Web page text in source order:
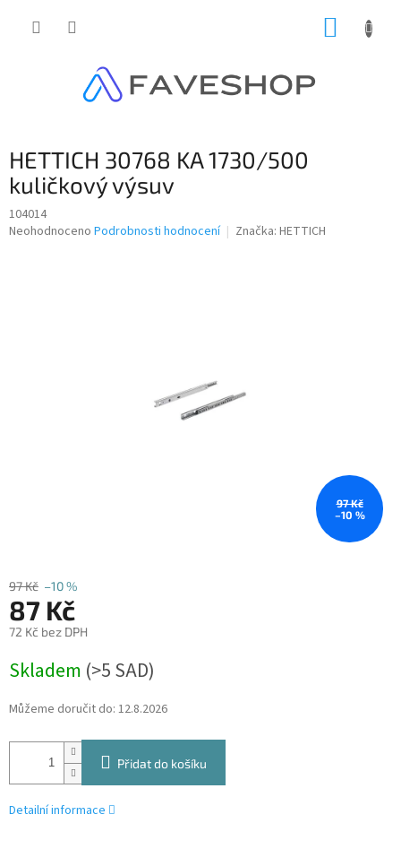
HETTICH 30768 KA 1730/500
kuličkový výsuv
104014
Průměrné
Neohodnoceno Podrobnosti hodnocení Značka: HETTICH
97 Kč
–10 %
97 Kč –10 %
87 Kč
72 Kč bez DPH
cena:
Skladem (>5 SAD)
Můžeme doručit do: 12.8.2026
Přidat do košíku
Detailní informace